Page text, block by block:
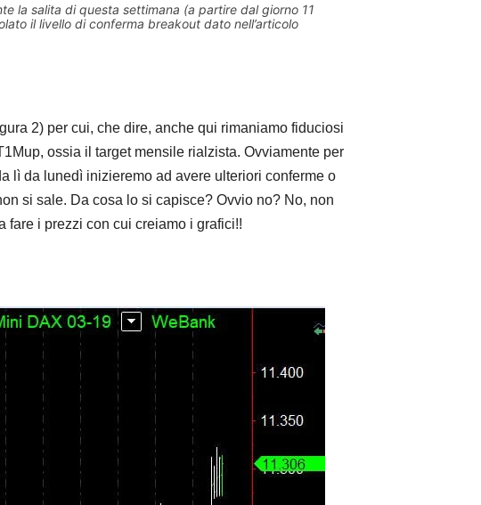
la salita di questa settimana (a partire dal giorno 11
il livello di conferma breakout dato nell’articolo
2) per cui, che dire, anche qui rimaniamo fiduciosi
ossia il target mensile rialzista. Ovviamente per
lì da lunedì inizieremo ad avere ulteriori conferme o
si sale. Da cosa lo si capisce? Ovvio no? No, non
fare i prezzi con cui creiamo i grafici!!